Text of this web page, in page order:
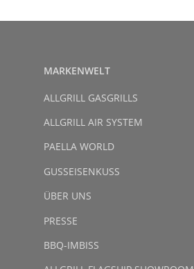
MARKENWELT
ALLGRILL GASGRILLS
ALLGRILL AIR SYSTEM
PAELLA WORLD
GUSSEISENKUSS
ÜBER UNS
PRESSE
BBQ-IMBISS